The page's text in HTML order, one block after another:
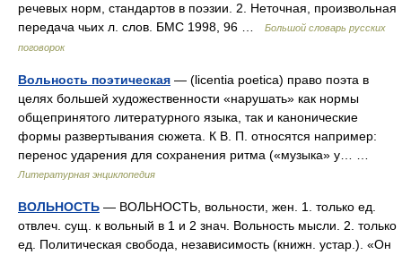
речевых норм, стандартов в поэзии. 2. Неточная, произвольная
передача чьих л. слов. БМС 1998, 96 …
Большой словарь русских
поговорок
Вольность поэтическая — (licentia poetica) право поэта в
целях большей художественности «нарушать» как нормы
общепринятого литературного языка, так и канонические
формы развертывания сюжета. К В. П. относятся например:
перенос ударения для сохранения ритма («музыка» у… …
Литературная энциклопедия
ВОЛЬНОСТЬ — ВОЛЬНОСТЬ, вольности, жен. 1. только ед.
отвлеч. сущ. к вольный в 1 и 2 знач. Вольность мысли. 2. только
ед. Политическая свобода, независимость (книжн. устар.). «Он